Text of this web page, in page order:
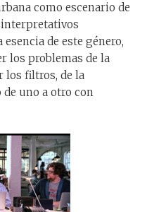
como escenario de
de este género,
los problemas de la
los filtros, de la
de uno a otro con